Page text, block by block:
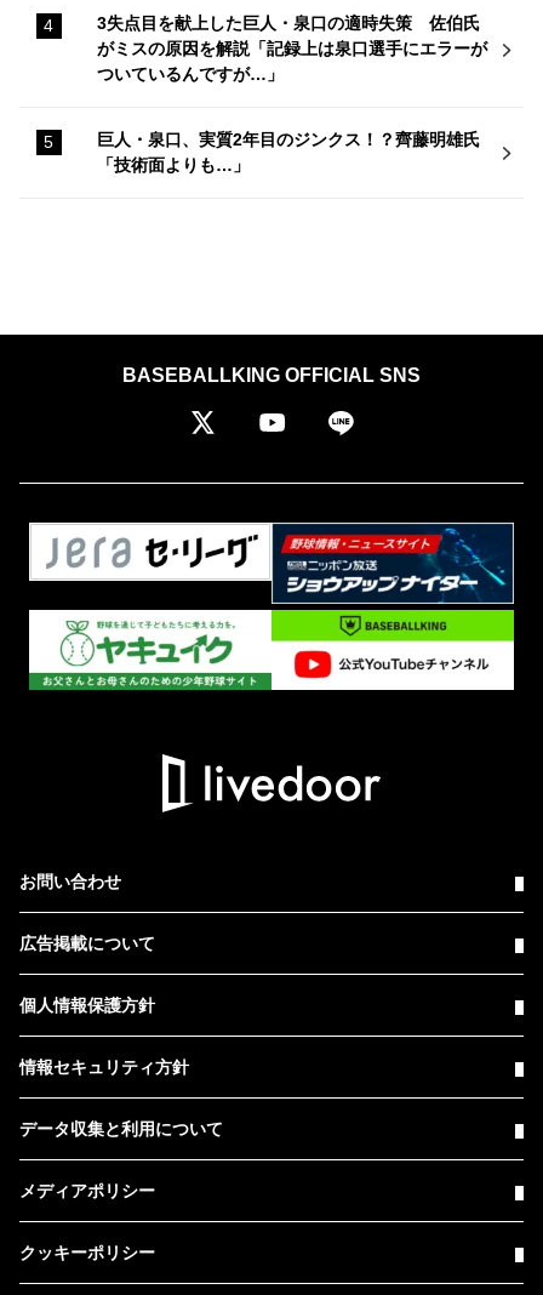
3失点目を献上した巨人・泉口の適時失策 佐伯氏
がミスの原因を解説「記録上は泉口選手にエラーが
ついているんですが…」
巨人・泉口、実質2年目のジンクス！？齊藤明雄氏
「技術面よりも…」
BASEBALLKING OFFICIAL SNS
お問い合わせ
広告掲載について
個人情報保護方針
情報セキュリティ方針
データ収集と利用について
メディアポリシー
クッキーポリシー